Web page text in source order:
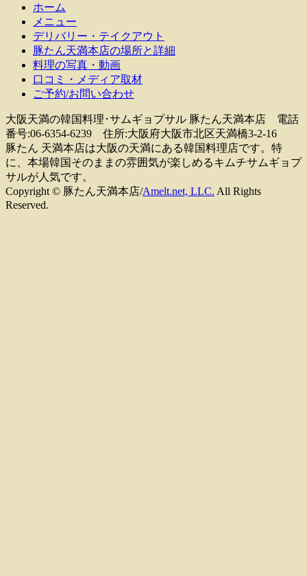
ホーム
メニュー
デリバリー・テイクアウト
豚たん天満本店の場所と詳細
料理の写真・動画
口コミ・メディア取材
ご予約/お問い合わせ
大阪天満の韓国料理･サムギョプサル 豚たん天満本店 電話
番号:06-6354-6239 住所:大阪府大阪市北区天満橋3-2-16
豚たん 天満本店は大阪の天満にある韓国料理店です。特
に、本場韓国そのままの雰囲気が楽しめるキムチサムギョプ
サルが人気です。
Copyright © 豚たん天満本店/Amelt.net, LLC. All Rights
Reserved.